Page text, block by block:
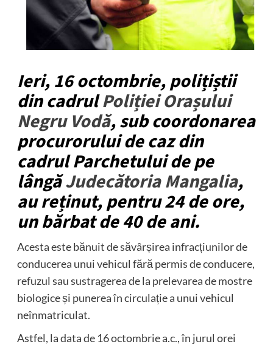
Ieri, 16 octombrie, polițiștii
din cadrulPoliției Orașului
Negru Vodă, sub coordonarea
procurorului de caz din
cadrul Parchetului de pe
lângăJudecătoria Mangalia,
au reținut, pentru 24 de ore,
un bărbat de 40 de ani.
Acesta este bănuit de săvârșirea infracțiunilor de
conducerea unui vehicul fără permis de conducere,
refuzul sau sustragerea de la prelevarea de mostre
biologice și punerea în circulație a unui vehicul
neînmatriculat.
Astfel, la data de 16 octombrie a.c., în jurul orei